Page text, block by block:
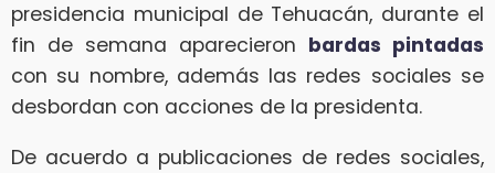
presidencia municipal de Tehuacán, durante el
fin de semana aparecieron bardas pintadas
con su nombre, además las redes sociales se
desbordan con acciones de la presidenta.
De acuerdo a publicaciones de redes sociales,